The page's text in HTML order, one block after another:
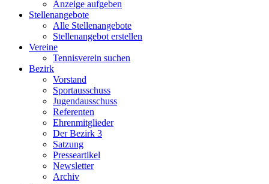
Anzeige aufgeben
Stellenangebote
Alle Stellenangebote
Stellenangebot erstellen
Vereine
Tennisverein suchen
Bezirk
Vorstand
Sportausschuss
Jugendausschuss
Referenten
Ehrenmitglieder
Der Bezirk 3
Satzung
Presseartikel
Newsletter
Archiv